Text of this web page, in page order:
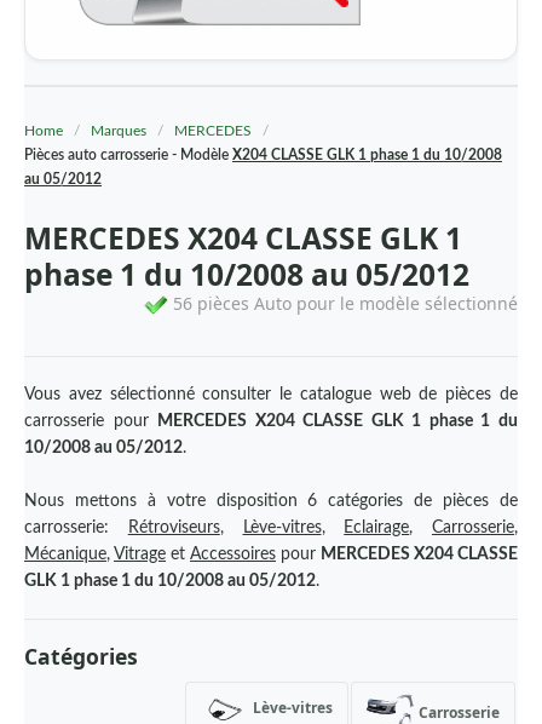
AA-DIVERS
ACCESSOIRES CAMION
ALFA ROMEO
BYD
CHEVROLET
CHRYSLER
CITROEN
CUPRA
DAEWOO
Home / Marques / MERCEDES
/
Pièces auto carrosserie - Modèle X204 CLASSE GLK 1 phase 1 du 10/2008
au 05/2012
MERCEDES X204 CLASSE GLK 1
phase 1 du 10/2008 au 05/2012
56 pièces Auto pour le modèle sélectionné
Vous avez sélectionné consulter le catalogue web de pièces de
carrosserie pour
MERCEDES X204 CLASSE GLK 1 phase 1 du
10/2008 au 05/2012.
Nous mettons à votre disposition 6 catégories de pièces de
carrosserie:
Rétroviseurs, Lève-vitres, Eclairage, Carrosserie,
Mécanique, Vitrage et Accessoires pour MERCEDES X204 CLASSE
GLK 1 phase 1 du 10/2008 au 05/2012.
Catégories
Carrosserie
Lève-vitres